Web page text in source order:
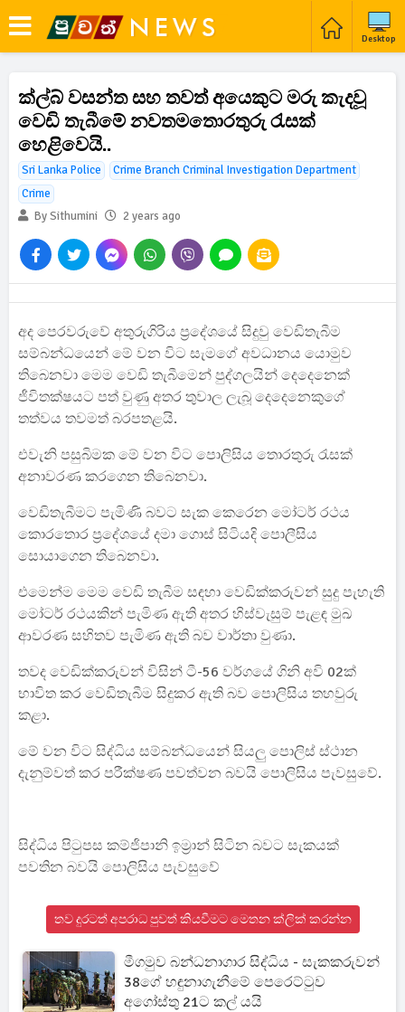
Desktop
ක්ල්බ් වසන්ත සහ තවත් අයෙකුට මරු කැදවූ
වෙඩි තැබීමේ නවතමතොරතුරු රැසක්
හෙළිවෙයි..
Sri Lanka Police
Crime Branch Criminal Investigation Department
Crime
By Sithumini
2 years ago
අද පෙරවරුවේ අතුරුගිරිය ප්‍රදේශයේ සිදුවු වෙඩිතැබීම
සම්බන්ධයෙන් මේ වන විට සැමගේ අවධානය යොමුව
තිබෙනවා මෙම වෙඩි තැබීමෙන් පුද්ගලයින් දෙදෙනෙක්
ජීවිතක්ෂයට පත් වුණු අතර තුවාල ලැබූ දෙදෙනෙකුගේ
තත්වය තවමත් බරපතළයි.
එවැනි පසුබිමක මේ වන විට පොලිසිය තොරතුරු රැසක්
අනාවරණ කරගෙන තිබෙනවා.
වෙඩිතැබීමට පැමිණි බවට සැක කෙරෙන මෝටර් රථය
කොරතොර ප්‍රදේශයේ දමා ගොස් සිටියදි පොලීසිය
සොයාගෙන තිබෙනවා.
එමෙන්ම මෙම වෙඩි තැබීම සඳහා වෙඩික්කරුවන් සුදු පැහැති
මෝටර් රථයකින් පැමිණ ඇති අතර හිස්වැසුම් පැළඳ මුඛ
ආවරණ සහිතව පැමිණ ඇති බව වාර්තා වුණා.
තවද වෙඩික්කරුවන් විසින් ටී-56 වර්ගයේ ගිනි අවි 02ක්
භාවිත කර වෙඩිතැබීම සිදුකර ඇති බව පොලිසිය තහවුරු
කළා.
මේ වන විට සිද්ධිය සම්බන්ධයෙන් සියලු පොලිස් ස්ථාන
දැනුම්වත් කර පරීක්ෂණ පවත්වන බවයි පොලිසිය පැවසුවේ.
සිද්ධිය පිටුපස කම්ජිපානි ඉම්‍රාන් සිටින බවට සැකයක්
පවතින බවයි පොලිසිය පැවසුවේ
තව දුරටත් අපරාධ පුවත් කියවීමට මෙතන ක්ලික් කරන්න
මීගමුව බන්ධනාගාර සිද්ධිය - සැකකරුවන්
38ගේ හඳුනාගැනීමේ පෙරෙට්ටුව
අගෝස්තු 21ට කල් යයි